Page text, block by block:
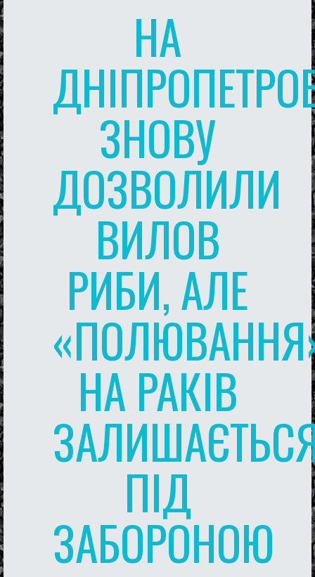
НА
ЗНОВУ
ДОЗВОЛИЛИ
ВИЛОВ
РИБИ, АЛЕ
НА РАКІВ
ПІД
ЗАБОРОНОЮ